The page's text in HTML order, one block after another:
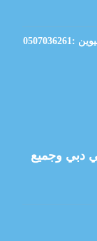
دبي وجميع